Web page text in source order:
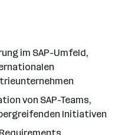
im SAP-Umfeld,
von SAP-Teams,
Initiativen